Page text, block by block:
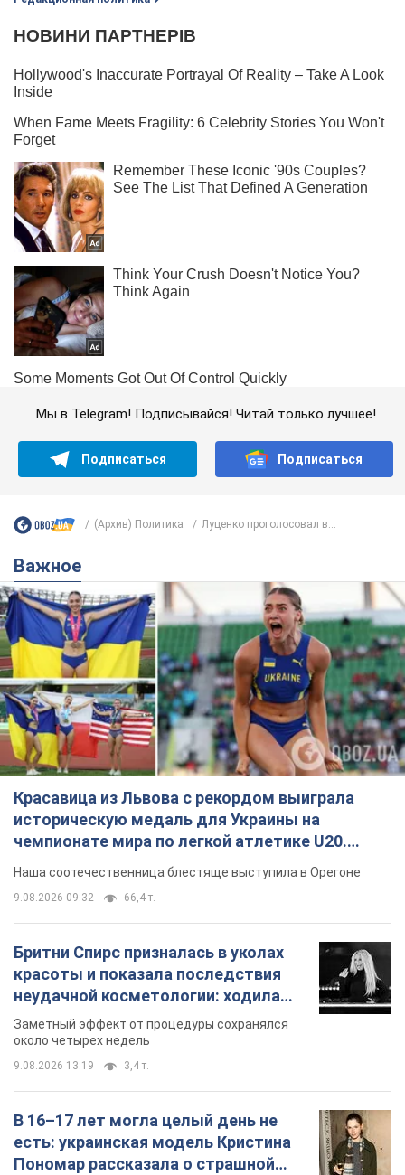
Мы в Telegram! Подписывайся! Читай только лучшее!
Подписаться Подписаться
(Архив) Политика Луценко проголосовал в...
Важное
Красавица из Львова с рекордом выиграла
историческую медаль для Украины на
чемпионате мира по легкой атлетике U20.
Видео
Наша соотечественница блестяще выступила в Орегоне
9.08.2026 09:32 66,4 т.
Бритни Спирс призналась в уколах
красоты и показала последствия
неудачной косметологии: ходила
так почти месяц
Заметный эффект от процедуры сохранялся
около четырех недель
9.08.2026 13:19 3,4 т.
В 16–17 лет могла целый день не
есть: украинская модель Кристина
Пономар рассказала о страшной